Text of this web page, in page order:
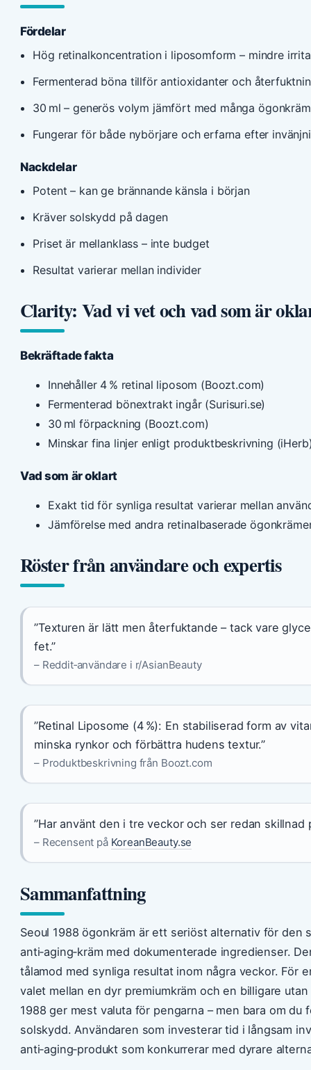
Fördelar
Hög retinalkoncentration i liposomform – mindre
Fermenterad böna tillför antioxidanter och
30 ml – generös volym jämfört med många
Fungerar för både nybörjare och erfarna efter
Nackdelar
Potent – kan ge brännande känsla i början
Kräver solskydd på dagen
Priset är mellanklass – inte budget
Resultat varierar mellan individer
Clarity: Vad vi vet och vad som är
Bekräftade fakta
Innehåller 4 % retinal liposom (Boozt.com)
Fermenterad bönextrakt ingår (Surisuri.se)
30 ml förpackning (Boozt.com)
Minskar fina linjer enligt produktbeskrivning
Vad som är oklart
Exakt tid för synliga resultat varierar mellan
Jämförelse med andra retinalbaserade
Röster från användare och expertis
”Texturen är lätt men återfuktande – tack vare
fet.”
– Reddit‑användare i r/AsianBeauty
”Retinal Liposome (4 %): En stabiliserad form av
minska rynkor och förbättra hudens textur.”
– Produktbeskrivning från Boozt.com
”Har använt den i tre veckor och ser redan skillnad
– Recensent på KoreanBeauty.se
Sammanfattning
Seoul 1988 ögonkräm är ett seriöst alternativ för den
anti‑aging‑kräm med dokumenterade ingredienser.
tålamod med synliga resultat inom några veckor. För
valet mellan en dyr premiumkräm och en billigare
1988 ger mest valuta för pengarna – men bara om du
solskydd. Användaren som investerar tid i långsam
anti‑aging‑produkt som konkurrerar med dyrare